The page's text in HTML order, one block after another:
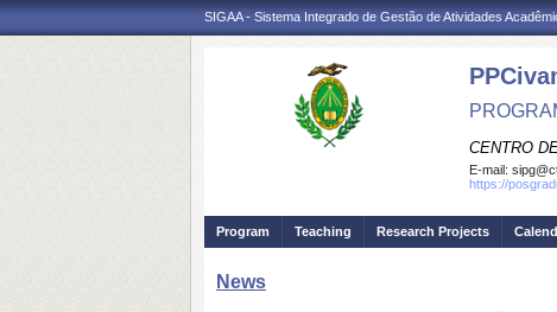
SIGAA - Sistema Integrado de Gestão de Atividades
CENTRO
E-mail:
https://
Program Teaching Research Projects
News